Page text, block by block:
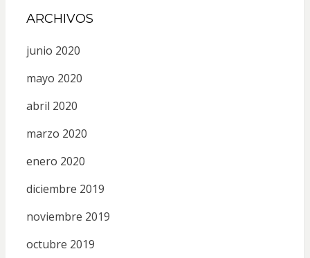
ARCHIVOS
junio 2020
mayo 2020
abril 2020
marzo 2020
enero 2020
diciembre 2019
noviembre 2019
octubre 2019